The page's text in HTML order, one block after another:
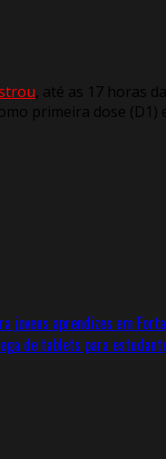
, até as 17 horas
primeira dose (D1)
jovens aprendizes em
de tablets para